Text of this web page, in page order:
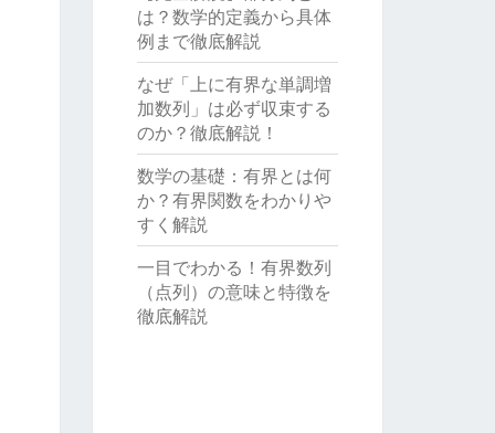
は？数学的定義から具体
例まで徹底解説
なぜ「上に有界な単調増
加数列」は必ず収束する
のか？徹底解説！
数学の基礎：有界とは何
か？有界関数をわかりや
すく解説
一目でわかる！有界数列
（点列）の意味と特徴を
徹底解説